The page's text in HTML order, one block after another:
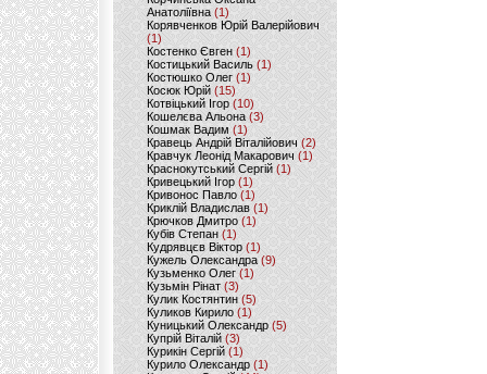
Анатоліївна (1)
Корявченков Юрій Валерійович
(1)
Костенко Євген (1)
Костицький Василь (1)
Костюшко Олег (1)
Косюк Юрій (15)
Котвіцький Ігор (10)
Кошелєва Альона(3)
Кошмак Вадим (1)
Кравець Андрій Віталійович (2)
Кравчук Леонід Макарович (1)
Краснокутський Сергій (1)
Кривецький Ігор (1)
Кривонос Павло (1)
Криклій Владислав (1)
Крючков Дмитро(1)
Кубів Степан(1)
Кудрявцєв Віктор (1)
Кужель Олександра (9)
Кузьменко Олег (1)
Кузьмін Рінат(3)
Кулик Костянтин(5)
Куликов Кирило (1)
Куницький Олександр (5)
Купрій Віталій (3)
Курикін Сергій(1)
Курило Олександр (1)